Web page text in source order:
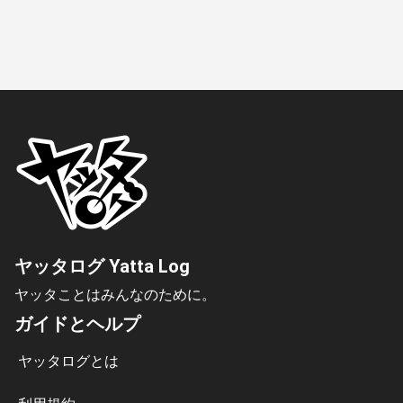
ヤッタログ Yatta Log
ヤッタことはみんなのために。
ガイドとヘルプ
ヤッタログとは